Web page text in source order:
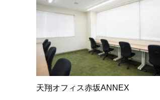
天翔オフィス赤坂ANNEX